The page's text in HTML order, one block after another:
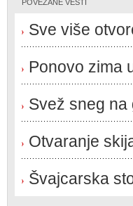
POVEZANE VESTI
Sve više
Ponovo zima
Svež sneg na
Otvaranje
Švajcarska